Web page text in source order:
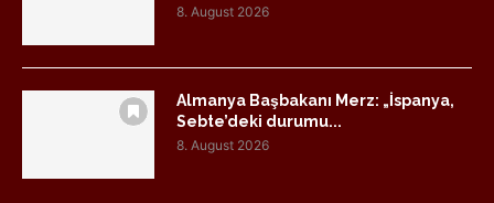
8. August 2026
Almanya Başbakanı Merz: „İspanya,
Sebte’deki durumu...
8. August 2026